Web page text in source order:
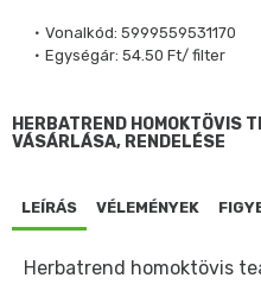
Vonalkód: 5999559531170
Egységár: 54.50 Ft/ filter
HERBATREND HOMOKTÖVIS
VÁSÁRLÁSA, RENDELÉSE
LEÍRÁS VÉLEMÉNYEK
Herbatrend homoktövis